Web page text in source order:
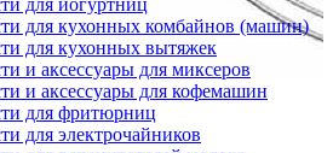
для йогуртниц
для кухонных комбайнов (машин)
для кухонных вытяжек
и аксессуары для миксеров
и аксессуары для кофемашин
для фритюрниц
для электрочайников